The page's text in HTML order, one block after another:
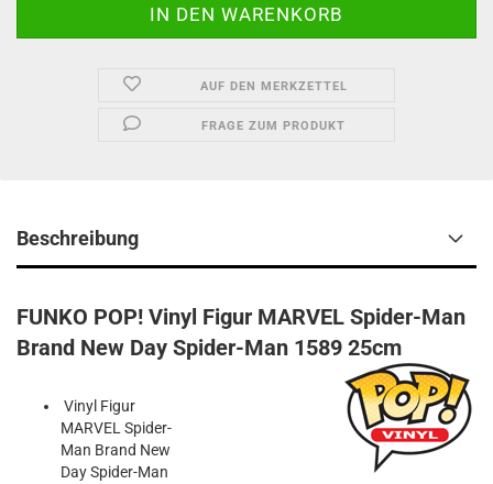
AUF DEN MERKZETTEL
FRAGE ZUM PRODUKT
Beschreibung
FUNKO POP! Vinyl Figur MARVEL Spider-Man
Brand New Day Spider-Man 1589 25cm
Vinyl Figur
MARVEL Spider-
Man Brand New
Day Spider-Man